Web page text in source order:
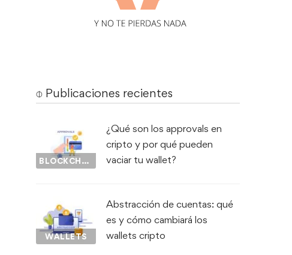
⌽ Publicaciones recientes
BLOCKCHAIN
¿Qué son los approvals en
cripto y por qué pueden
vaciar tu wallet?
WALLETS
Abstracción de cuentas: qué
es y cómo cambiará los
wallets cripto